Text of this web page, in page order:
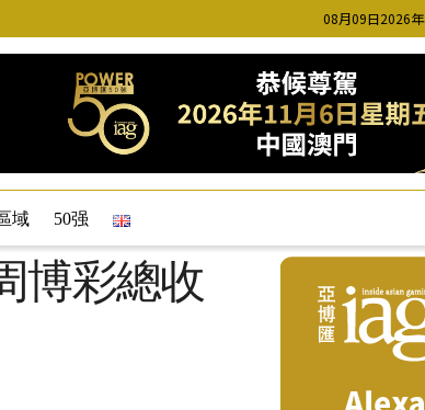
08月09日2026年
域 50强
博彩總收